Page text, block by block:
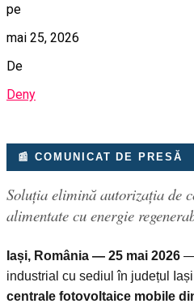
pe
mai 25, 2026
De
Deny
📰 COMUNICAT DE PRESĂ
Soluția elimină autorizația de
alimentate cu energie
Iași, România — 25 mai 2026 —
industrial cu sediul în județul
centrale fotovoltaice mobile